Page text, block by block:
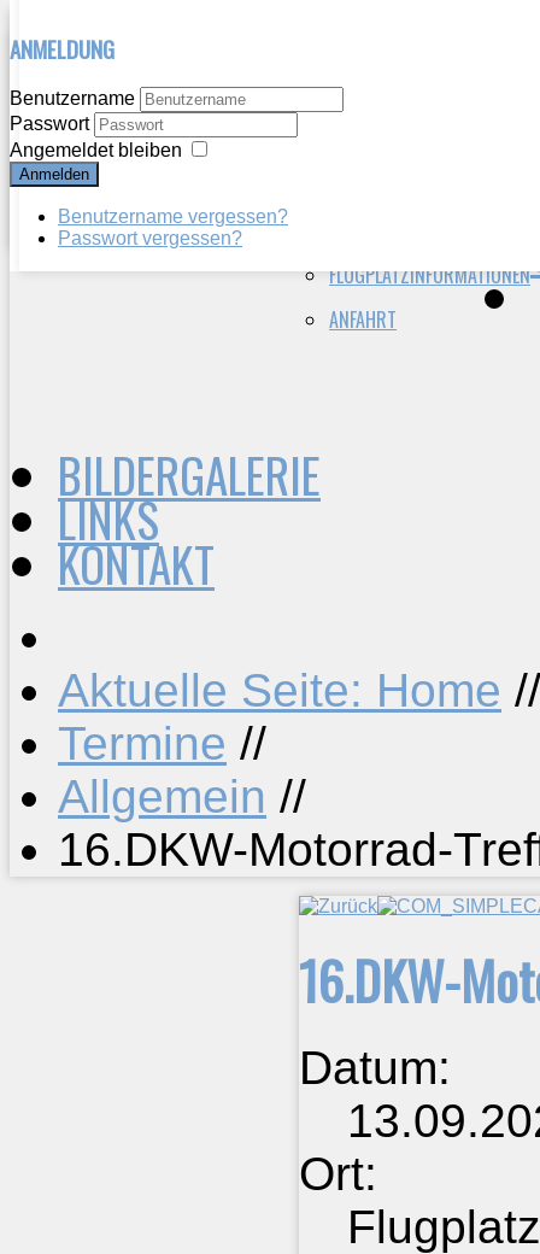
ANMELDUNG
Benutzername
Passwort
Angemeldet bleiben
Anmelden
Benutzername vergessen?
Passwort vergessen?
WIR ÜBER UNS
HERZLICH WILLKOMMEN
VEREINSGESCHICHTE
VEREIN HEUTE
AKTUELLES
BERICHTE
FLUGPLATZINFORMATIONEN
ANFAHRT
BILDERGALERIE
LINKS
KONTAKT
Aktuelle Seite: Home //
Termine //
Allgemein //
16.DKW-Motorrad-
16.DKW-
Datum:
Ort: